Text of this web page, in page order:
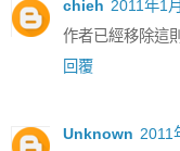
chieh 2011年1
作者已經移除這
回覆
Unknown 2011